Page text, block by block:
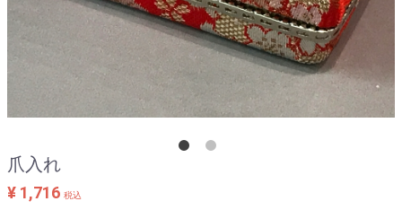
爪入れ
¥ 1,716 税込